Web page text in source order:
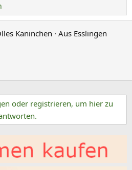
Kaninchen · Aus Esslingen
oder registrieren, um hier zu